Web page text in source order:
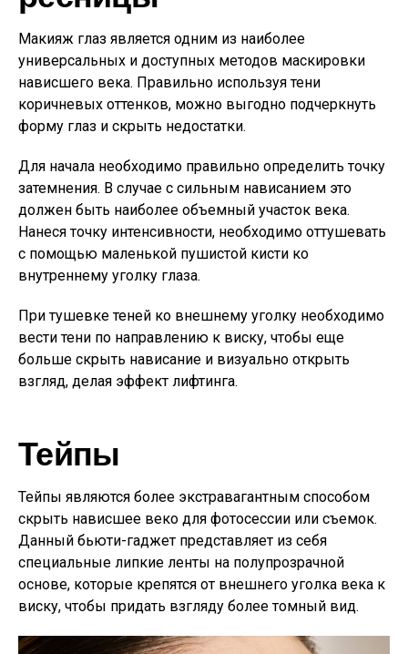
Макияж глаз является одним из наиболее
универсальных и доступных методов маскировки
нависшего века. Правильно используя тени
коричневых оттенков, можно выгодно подчеркнуть
форму глаз и скрыть недостатки.
Для начала необходимо правильно определить точку
затемнения. В случае с сильным нависанием это
должен быть наиболее объемный участок века.
Нанеся точку интенсивности, необходимо оттушевать
с помощью маленькой пушистой кисти ко
внутреннему уголку глаза.
При тушевке теней ко внешнему уголку необходимо
вести тени по направлению к виску, чтобы еще
больше скрыть нависание и визуально открыть
взгляд, делая эффект лифтинга.
Тейпы
Тейпы являются более экстравагантным способом
скрыть нависшее веко для фотосессии или съемок.
Данный бьюти-гаджет представляет из себя
специальные липкие ленты на полупрозрачной
основе, которые крепятся от внешнего уголка века к
виску, чтобы придать взгляду более томный вид.